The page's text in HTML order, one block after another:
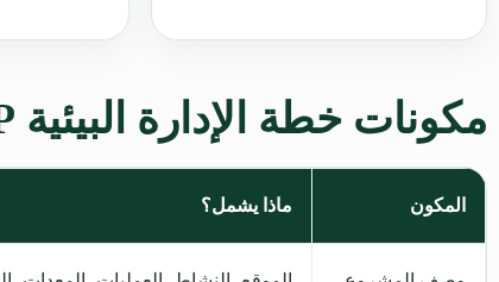
مكونات خطة الإدارة البيئية EMP
المكون ماذا يشمل؟